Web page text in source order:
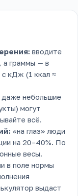
вводите
а граммы — в
с кДж (1 ккал ≈
даже небольшие
могут
всё.
«на глаз» люди
на 20–40%. По
весы.
в поле нормы
выдаст